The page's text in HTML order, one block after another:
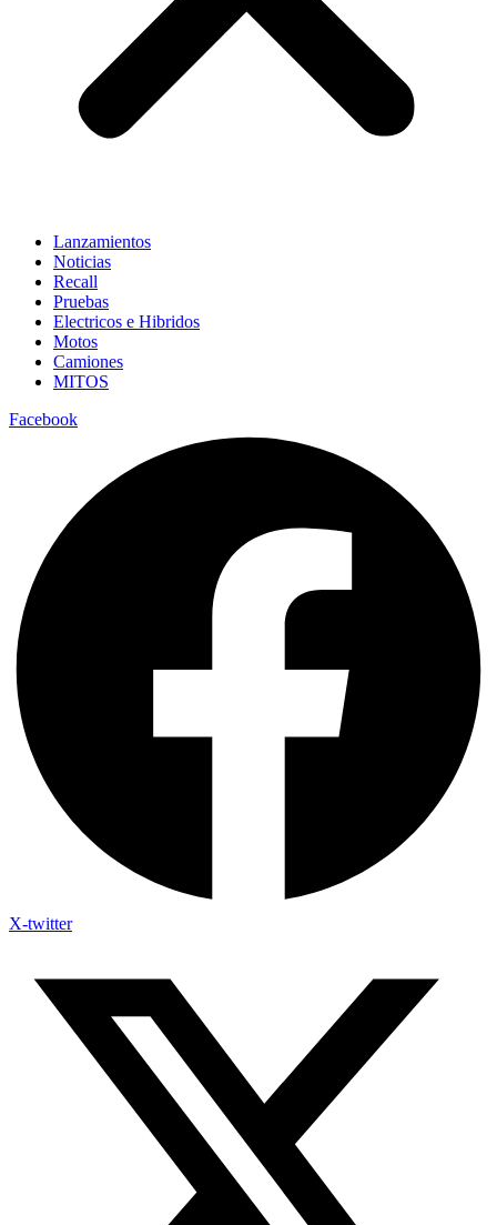
Lanzamientos
Noticias
Recall
Pruebas
Electricos e Hibridos
Motos
Camiones
MITOS
Facebook
X-twitter